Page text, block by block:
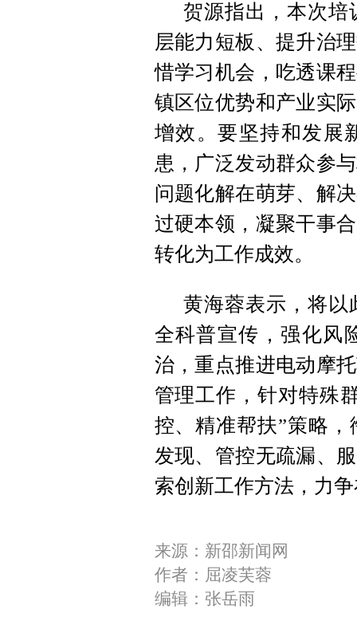
贺源指出，本次培
层能力短板、提升治
惜学习机会，吃透课
镇区位优势和产业实
增效。要坚持和发展
患，广泛发动群众参
问题化解在萌芽、解
过硬本领，凝聚干事
转化为工作成效。
黄海蓉表示，将以
全科普宣传，强化风
治，重点推进电动摩
管理工作，针对特殊
控、精准帮扶”策略
发现、管控无疏漏、
索创新工作方法，力
来源：新邵新闻网
作者：屈凌芙蓉
编辑：张岳雨